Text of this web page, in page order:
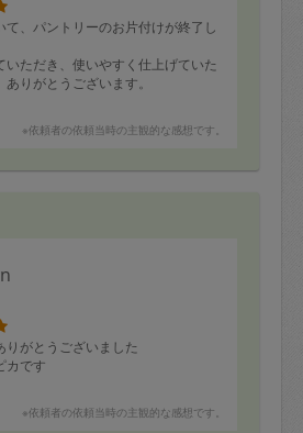
て、パントリーのお片付けが終了し
いただき、使いやすく仕上げていた
りがとうございます。
家族にもわかるようにラベリングも
め、キリのいいところまでやってい
い致します。
※依頼者の依頼当時の主観的な感想です。
りがとうございました
カです
※依頼者の依頼当時の主観的な感想です。